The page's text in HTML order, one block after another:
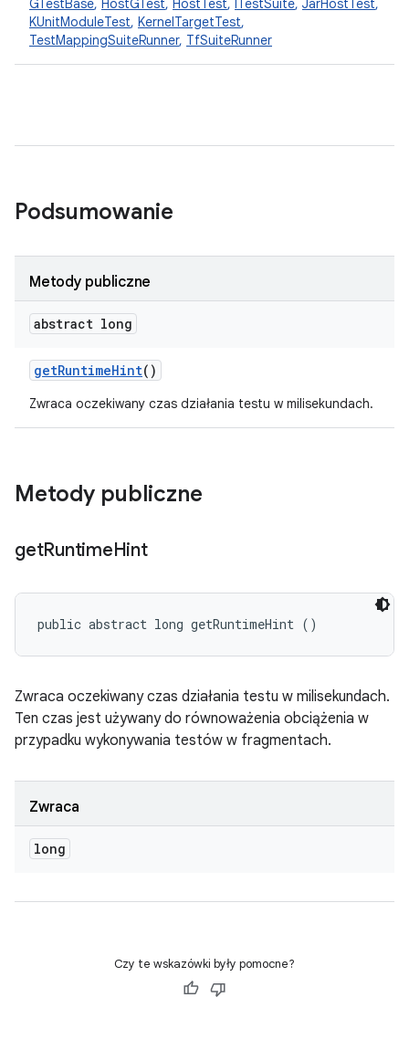
GTestBase, HostGTest, HostTest, ITestSuite, JarHostTest,
KUnitModuleTest, KernelTargetTest,
TestMappingSuiteRunner, TfSuiteRunner
Podsumowanie
Metody publiczne
abstract long
getRuntimeHint()
Zwraca oczekiwany czas działania testu w milisekundach.
Metody publiczne
getRuntimeHint
public abstract long getRuntimeHint ()
Zwraca oczekiwany czas działania testu w milisekundach.
Ten czas jest używany do równoważenia obciążenia w
przypadku wykonywania testów w fragmentach.
Zwraca
long
Czy te wskazówki były pomocne?